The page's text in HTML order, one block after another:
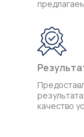
качество